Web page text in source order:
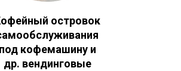
островок
под кофемашину и
др. вендинговые